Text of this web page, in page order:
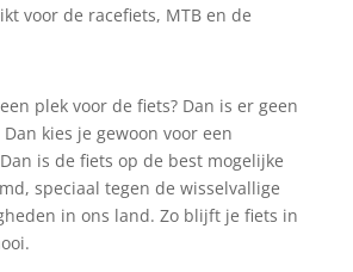
voor de racefiets, MTB en de
plek voor de fiets? Dan is er geen
kies je gewoon voor een
is de fiets op de best mogelijke
speciaal tegen de wisselvallige
in ons land. Zo blijft je fiets in